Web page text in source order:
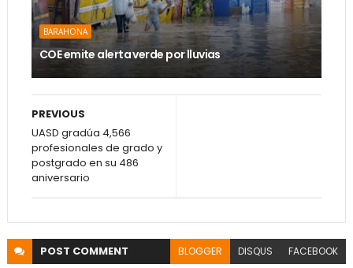
BARAHONA
COE emite alerta verde por lluvias
PREVIOUS
UASD gradúa 4,566
profesionales de grado y
postgrado en su 486
aniversario
POST COMMENT BLOGGER DISQUS FACEBOOK